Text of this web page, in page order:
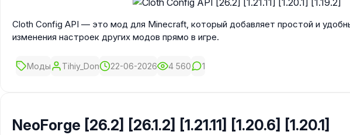
Cloth Config API — это мод для Minecraft, который добавляет простой и
изменения настроек других модов прямо в игре.
Моды Tihiy_Don 22-06-2026 4 560 1
NeoForge [26.2] [26.1.2] [1.21.11] [1.20.6] [1.20.1]